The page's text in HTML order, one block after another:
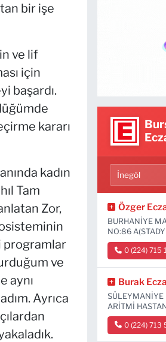
bir işe
ve lif
için
başardı.
kararı
kadın
Tam
Zor,
programlar
ve
aynı
Ayrıca
Özger
BURHANİYE
NO:86
0 (224) 715
Burak
SÜLEYMANİYE
ARİTMİ
0 (224) 713